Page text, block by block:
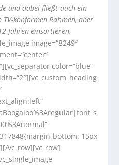
und dabei fließt auch ein
konformen Rahmen, aber
Jahren einsortieren.
image=“8249″
color=“blue“
bottom: 15px
vc_row][vc_row]